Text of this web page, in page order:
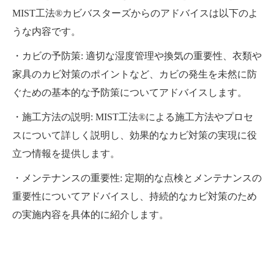
MIST工法®カビバスターズからのアドバイスは以下のよ
うな内容です。
・カビの予防策: 適切な湿度管理や換気の重要性、衣類や
家具のカビ対策のポイントなど、カビの発生を未然に防
ぐための基本的な予防策についてアドバイスします。
・施工方法の説明: MIST工法®による施工方法やプロセ
スについて詳しく説明し、効果的なカビ対策の実現に役
立つ情報を提供します。
・メンテナンスの重要性: 定期的な点検とメンテナンスの
重要性についてアドバイスし、持続的なカビ対策のため
の実施内容を具体的に紹介します。